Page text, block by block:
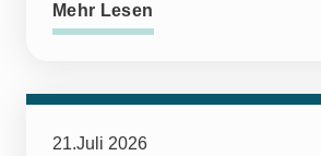
Mehr Lesen
21.Juli 2026